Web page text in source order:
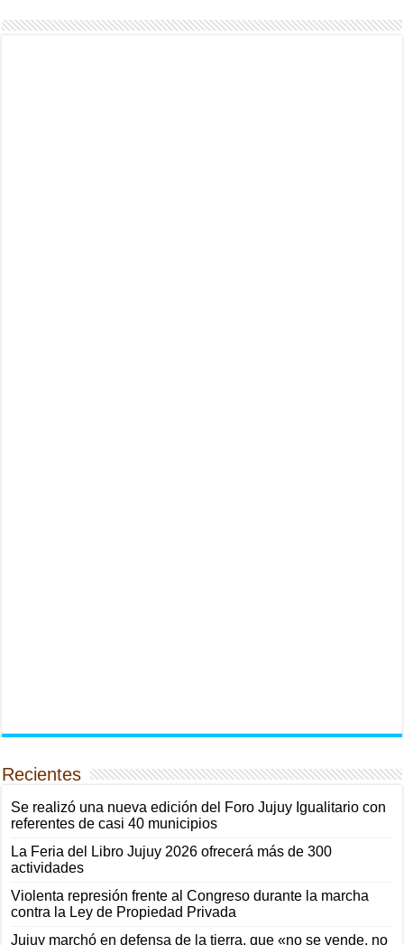
Recientes
Se realizó una nueva edición del Foro Jujuy Igualitario con
referentes de casi 40 municipios
La Feria del Libro Jujuy 2026 ofrecerá más de 300
actividades
Violenta represión frente al Congreso durante la marcha
contra la Ley de Propiedad Privada
Jujuy marchó en defensa de la tierra, que «no se vende, no